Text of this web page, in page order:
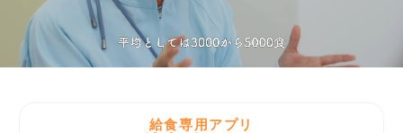
給食専用アプリ